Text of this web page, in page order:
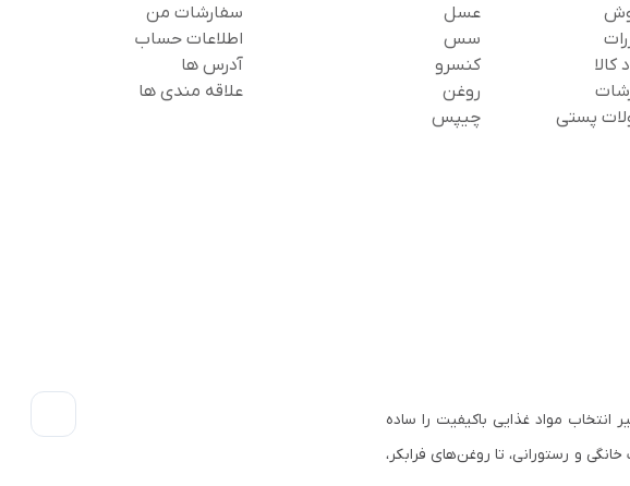
کالا
پستی
عسل
سس
کنسرو
روغن
چیپس
سفارشات من
اطلاعات حساب
آدرس ها
علاقه مندی ها
مواد غذایی باکیفیت را ساده
و رستورانی، تا روغن‌های فرابکر،